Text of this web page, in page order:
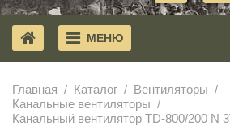
МЕНЮ
Главная Каталог
Вентиляторы
Канальные вентиляторы
Канальный вентилятор TD-800/200 N